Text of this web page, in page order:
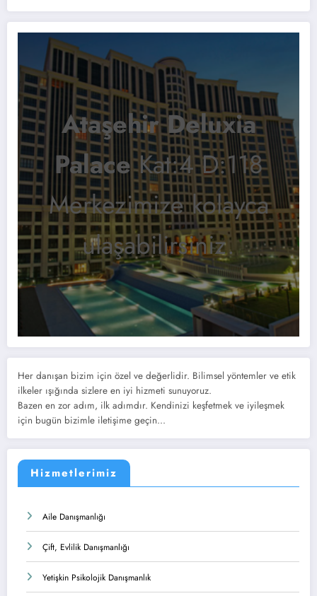
Ataşehir Deluxia
PalaceKat:4 D:118
Merkezimize kolayca
ulaşabilirsiniz.
Her danışan bizim için özel ve değerlidir. Bilimsel yöntemler ve etik
ilkeler ışığında sizlere en iyi hizmeti sunuyoruz.
Bazen en zor adım, ilk adımdır. Kendinizi keşfetmek ve iyileşmek
için bugün bizimle iletişime geçin...
Hizmetlerimiz
Aile Danışmanlığı
Çift, Evlilik Danışmanlığı
Yetişkin Psikolojik Danışmanlık